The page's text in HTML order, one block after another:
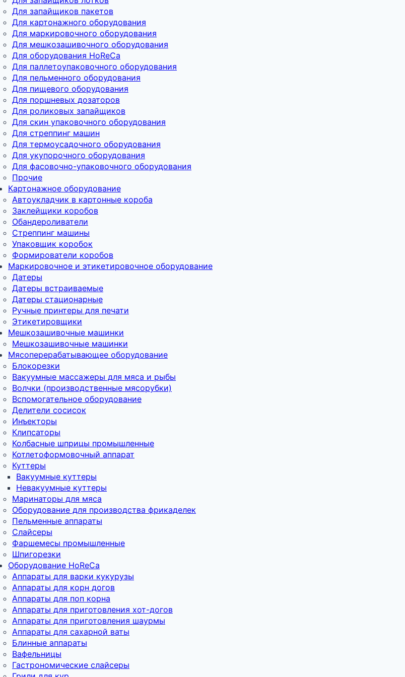
Для запайщиков пакетов
Для картонажного оборудования
Для маркировочного оборудования
Для мешкозашивочного оборудования
Для оборудования HoReCa
Для паллетоупаковочного оборудования
Для пельменного оборудования
Для пищевого оборудования
Для поршневых дозаторов
Для роликовых запайщиков
Для скин упаковочного оборудования
Для стреппинг машин
Для термоусадочного оборудования
Для укупорочного оборудования
Для фасовочно-упаковочного оборудования
Прочие
Картонажное оборудование
Автоукладчик в картонные короба
Заклейщики коробов
Обандероливатели
Стреппинг машины
Упаковщик коробок
Формирователи коробов
Маркировочное и этикетировочное оборудование
Датеры
Датеры встраиваемые
Датеры стационарные
Ручные принтеры для печати
Этикетировщики
Мешкозашивочные машинки
Мешкозашивочные машинки
Мясоперерабатывающее оборудование
Блокорезки
Вакуумные массажеры для мяса и рыбы
Волчки (производственные мясорубки)
Вспомогательное оборудование
Делители сосисок
Инъекторы
Клипсаторы
Колбасные шприцы промышленные
Котлетоформовочный аппарат
Куттеры
Вакуумные куттеры
Невакуумные куттеры
Маринаторы для мяса
Оборудование для производства фрикаделек
Пельменные аппараты
Слайсеры
Фаршемесы промышленные
Шпигорезки
Оборудование HoReCa
Аппараты для варки кукурузы
Аппараты для корн догов
Аппараты для поп корна
Аппараты для приготовления хот-догов
Аппараты для приготовления шаурмы
Аппараты для сахарной ваты
Блинные аппараты
Вафельницы
Гастрономические слайсеры